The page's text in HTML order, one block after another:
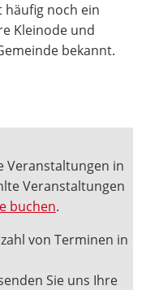
häufig noch ein
Kleinode und
bekannt.
Veranstaltungen in
Veranstaltungen
buchen.
von Terminen in
Sie uns Ihre